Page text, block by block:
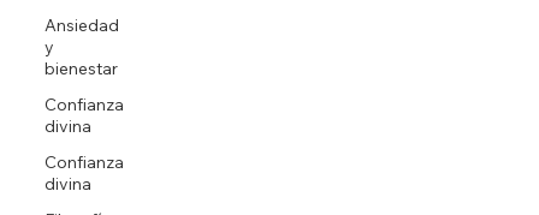
Ansiedad
y
bienestar
Confianza
divina
Confianza
divina